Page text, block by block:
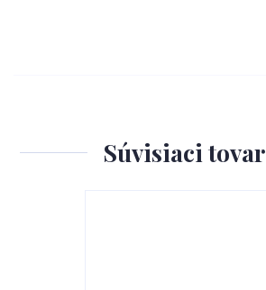
Súvisiaci tovar